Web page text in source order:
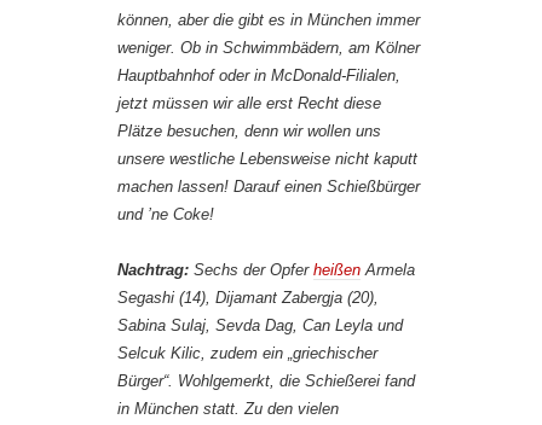
können, aber die gibt es in München immer
weniger. Ob in Schwimmbädern, am Kölner
Hauptbahnhof oder in McDonald-Filialen,
jetzt müssen wir alle erst Recht diese
Plätze besuchen, denn wir wollen uns
unsere westliche Lebensweise nicht kaputt
machen lassen! Darauf einen Schießbürger
und ’ne Coke!
Nachtrag: Sechs der Opfer heißen Armela
Segashi (14), Dijamant Zabergja (20),
Sabina Sulaj, Sevda Dag, Can Leyla und
Selcuk Kilic, zudem ein „griechischer
Bürger“. Wohlgemerkt, die Schießerei fand
in München statt. Zu den vielen